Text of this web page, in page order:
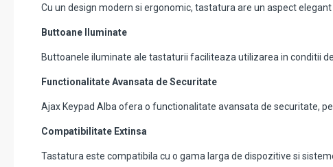
Cu un design modern si ergonomic, tastatura are un aspect
Buttoane Iluminate
Buttoanele iluminate ale tastaturii faciliteaza utilizarea in conditii
Functionalitate Avansata de Securitate
Ajax Keypad Alba ofera o functionalitate avansata de securitate,
Compatibilitate Extinsa
Tastatura este compatibila cu o gama larga de dispozitive si